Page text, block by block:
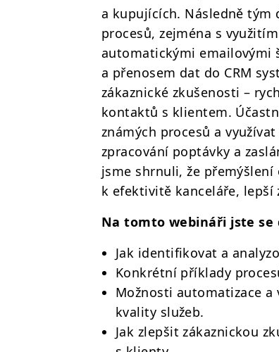
a kupujících. Následně tým
procesů, zejména s
automatickými emailovými
a přenosem dat do CRM
zákaznické zkušenosti –
kontaktů s klientem.
známých procesů a
zpracování poptávky a
jsme shrnuli, že
k efektivitě kanceláře, lepší
Na tomto webináři jste se
Jak identifikovat a
Konkrétní příklady
Možnosti automatizace
kvality služeb.
Jak zlepšit zákaznickou